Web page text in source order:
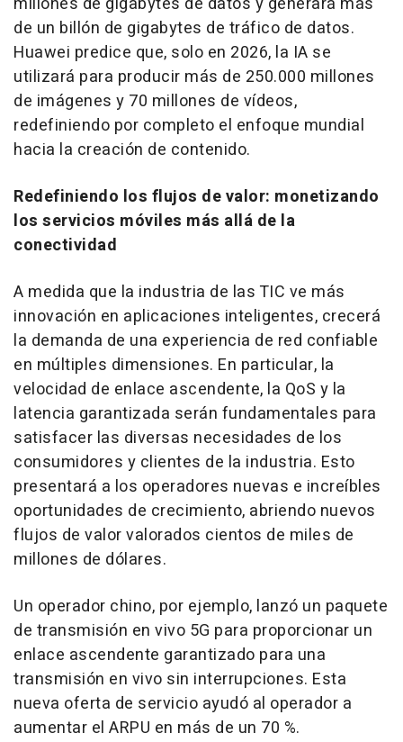
de un billón de gigabytes de tráfico de datos.
Huawei predice que, solo en 2026, la IA se
utilizará para producir más de 250.000 millones
de imágenes y 70 millones de vídeos,
redefiniendo por completo el enfoque mundial
hacia la creación de contenido.
Redefiniendo los flujos de valor: monetizando
los servicios móviles más allá de la
conectividad
A medida que la industria de las TIC ve más
innovación en aplicaciones inteligentes, crecerá
la demanda de una experiencia de red confiable
en múltiples dimensiones. En particular, la
velocidad de enlace ascendente, la QoS y la
latencia garantizada serán fundamentales para
satisfacer las diversas necesidades de los
consumidores y clientes de la industria. Esto
presentará a los operadores nuevas e increíbles
oportunidades de crecimiento, abriendo nuevos
flujos de valor valorados cientos de miles de
millones de dólares.
Un operador chino, por ejemplo, lanzó un paquete
de transmisión en vivo 5G para proporcionar un
enlace ascendente garantizado para una
transmisión en vivo sin interrupciones. Esta
nueva oferta de servicio ayudó al operador a
aumentar el ARPU en más de un 70 %.